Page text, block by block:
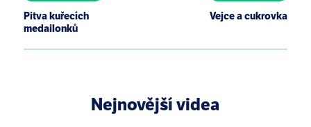
R. Greiner, U. Konietzny, K. D. Jany. Phytate-an
Journal fur Ernahrungsmedizin 2006 8(3):18 - 28.
intestinal iron availability for use in dietary surveys.
Br. J. Nutr. 2009 102(11):1678 - 1685.
Pitva kuřecích
medailonků
Vejce a cukrovka
Nejnovější videa